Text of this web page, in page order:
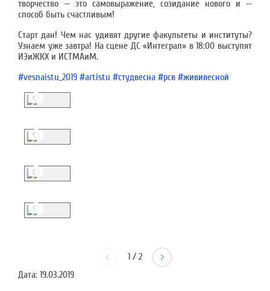
творчество — это самовыражение, созидание нового и —
способ быть счастливым!
Старт дан! Чем нас удивят другие факультеты и институты?
Узнаем уже завтра! На сцене ДС «Интеграл» в 18:00 выступят
ИЭиЖКХ и ИСТМАиМ.
#vesnaistu_2019 #artistu #студвесна #рсв #жививесной
1 / 2
Дата: 19.03.2019